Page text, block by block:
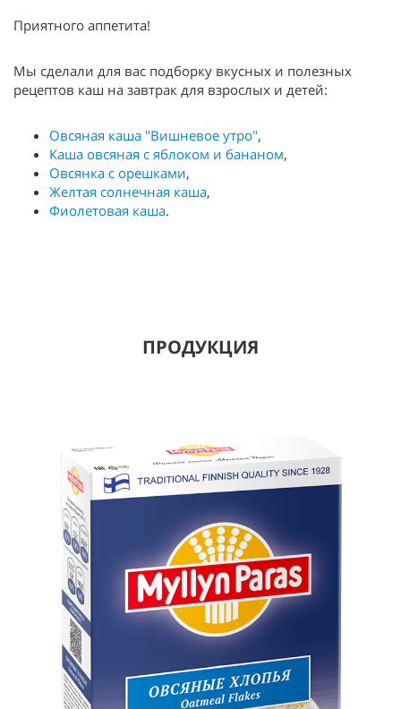
Приятного аппетита!
Мы сделали для вас подборку вкусных и полезных
рецептов каш на завтрак для взрослых и детей:
Овсяная каша "Вишневое утро",
Каша овсяная с яблоком и бананом,
Овсянка с орешками,
Желтая солнечная каша,
Фиолетовая каша.
ПРОДУКЦИЯ